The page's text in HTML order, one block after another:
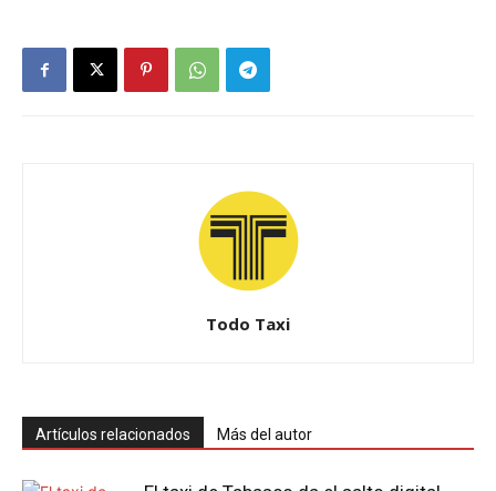
Todo Taxi
Artículos relacionados Más del autor